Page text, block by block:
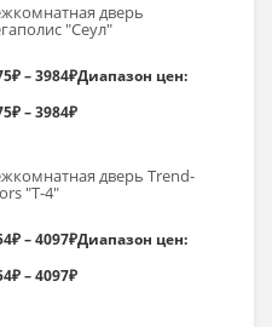
дверь
"Сеул"
₽–3984₽Диапазон цен:
– 3984₽
дверь Trend-
"Т-4"
₽–4097₽Диапазон цен:
– 4097₽